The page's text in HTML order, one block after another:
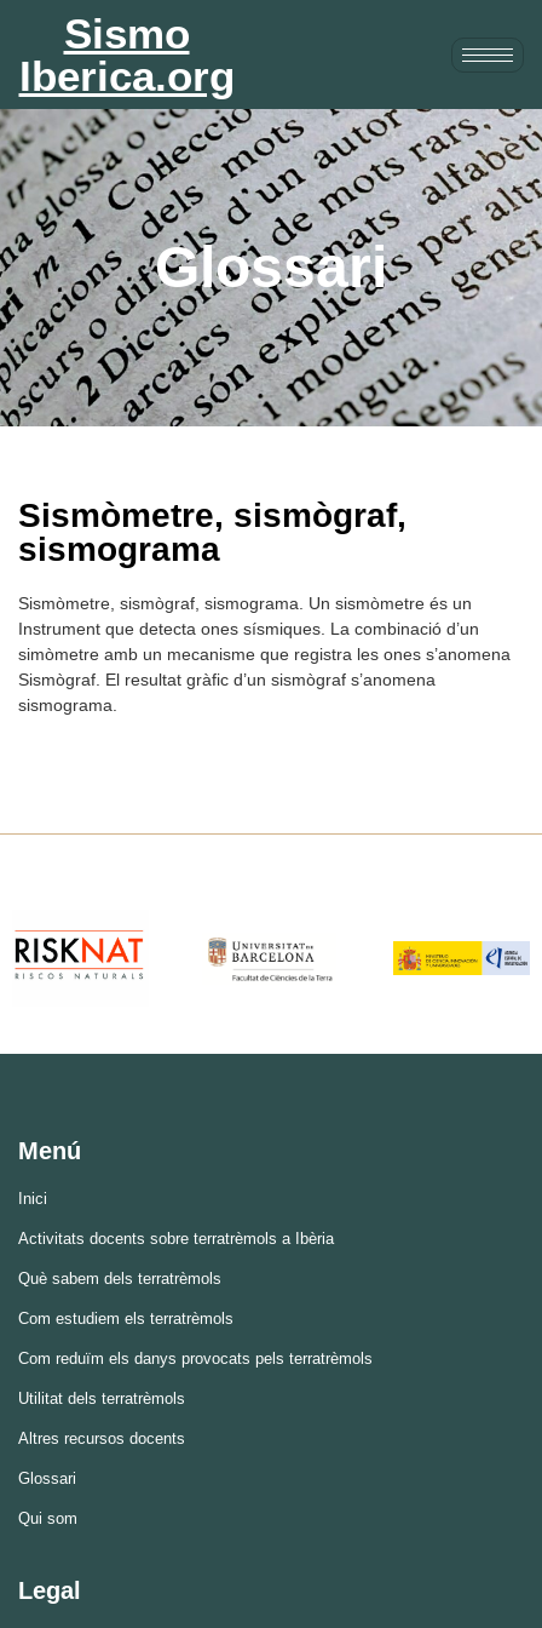
Sismo
Iberica.org
Glossari
Sismòmetre, sismògraf,
sismograma
Sismòmetre, sismògraf, sismograma. Un sismòmetre és un
Instrument que detecta ones sísmiques. La combinació d’un
simòmetre amb un mecanisme que registra les ones s’anomena
Sismògraf. El resultat gràfic d’un sismògraf s’anomena
sismograma.
Menú
Inici
Activitats docents sobre terratrèmols a Ibèria
Què sabem dels terratrèmols
Com estudiem els terratrèmols
Com reduïm els danys provocats pels terratrèmols
Utilitat dels terratrèmols
Altres recursos docents
Glossari
Qui som
Legal